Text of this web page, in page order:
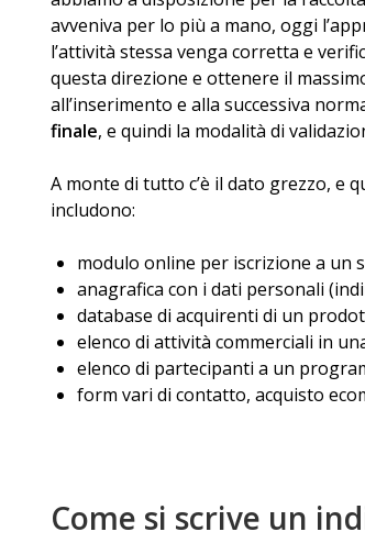
avveniva per lo più a mano, oggi
l’attività stessa venga corretta e
questa direzione e ottenere il
all’inserimento e alla successiva
finale, e quindi la modalità di
A monte di tutto c’è il dato grezzo, e
includono:
modulo online per iscrizione a un
anagrafica con i dati personali
database di acquirenti di un
elenco di attività commerciali in
elenco di partecipanti a un
form vari di contatto, acquisto
Come si scrive un